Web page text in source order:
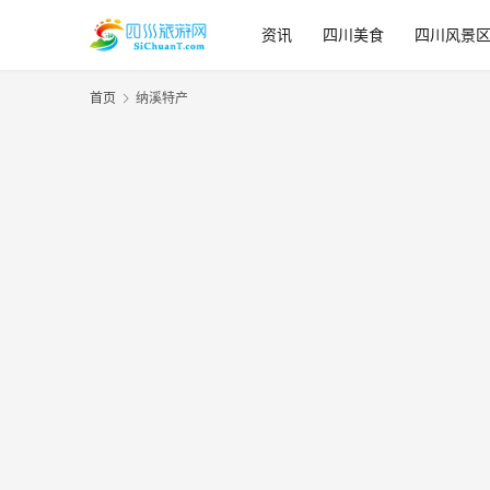
资讯 四川美食 四川风景区
首页 纳溪特产